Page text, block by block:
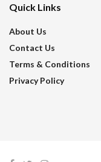
Quick Links
About Us
Contact Us
Terms & Conditions
Privacy Policy